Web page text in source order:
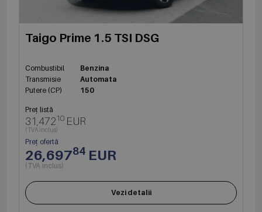
Taigo Prime 1.5 TSI DSG
Combustibil
Benzina
Transmisie
Automata
Putere (CP)
150
Preț listă
31,47210 EUR
(TVA inclus)
Preț ofertă
26,69784 EUR
(TVA inclus)
Vezi detalii